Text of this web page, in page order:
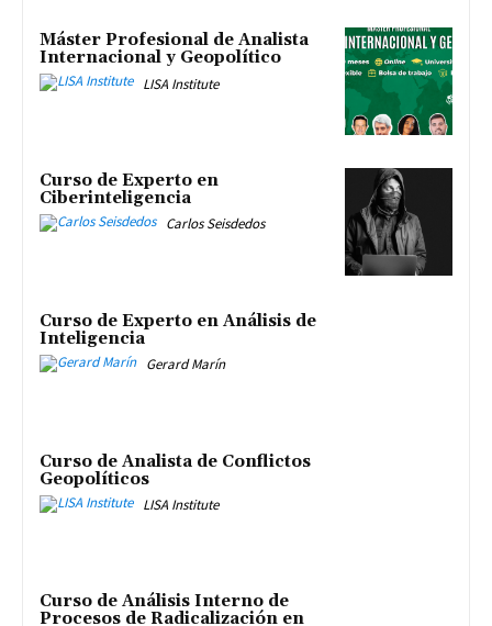
Máster Profesional de Analista
Internacional y Geopolítico
LISA Institute
Curso de Experto en
Ciberinteligencia
Carlos Seisdedos
Curso de Experto en Análisis de
Inteligencia
Gerard Marín
Curso de Analista de Conflictos
Geopolíticos
LISA Institute
Curso de Análisis Interno de
Procesos de Radicalización en